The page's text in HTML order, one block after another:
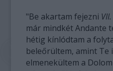
"Be akartam fejezni
már mindkét Andante
hétig kínlódtam a
beleőrültem, amint Te
elmenekültem a